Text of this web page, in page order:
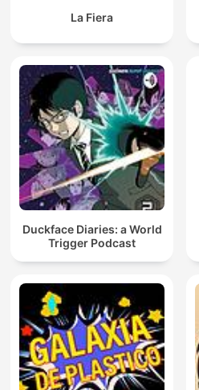
La Fiera
Duckface Diaries: a World
Trigger Podcast